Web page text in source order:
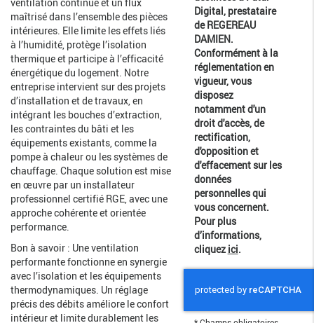
ventilation continue et un flux
maîtrisé dans l’ensemble des pièces
intérieures. Elle limite les effets liés
à l’humidité, protège l’isolation
thermique et participe à l’efficacité
énergétique du logement. Notre
entreprise intervient sur des projets
d’installation et de travaux, en
intégrant les bouches d’extraction,
les contraintes du bâti et les
équipements existants, comme la
pompe à chaleur ou les systèmes de
chauffage. Chaque solution est mise
en œuvre par un installateur
professionnel certifié RGE, avec une
approche cohérente et orientée
performance.
Bon à savoir : Une ventilation
performante fonctionne en synergie
avec l’isolation et les équipements
thermodynamiques. Un réglage
précis des débits améliore le confort
intérieur et limite durablement les
Digital, prestataire
de REGEREAU
DAMIEN.
Conformément à la
réglementation en
vigueur, vous
disposez
notamment d'un
droit d'accès, de
rectification,
d'opposition et
d'effacement sur les
données
personnelles qui
vous concernent.
Pour plus
d’informations,
cliquez ici.